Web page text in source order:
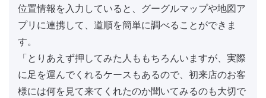
位置情報を入力していると、グーグルマップや地図ア
プリに連携して、道順を簡単に調べることができま
す。
「とりあえず押してみた人ももちろんいますが、実際
に足を運んでくれるケースもあるので、初来店のお客
様には何を見て来てくれたのか聞いてみるのも大切で